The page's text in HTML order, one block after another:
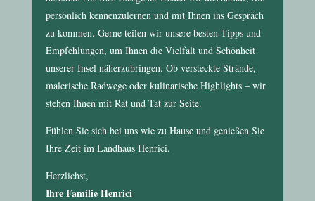
persönlich kennenzulernen und mit Ihnen ins Gespräch
zu kommen. Gerne teilen wir unsere besten Tipps und
Empfehlungen, um Ihnen die Vielfalt und Schönheit
unserer Insel näherzubringen. Ob versteckte Strände,
malerische Radwege oder kulinarische Highlights – wir
stehen Ihnen mit Rat und Tat zur Seite.
Fühlen Sie sich bei uns wie zu Hause und genießen Sie
Ihre Zeit im Landhaus Henrici.
Herzlichst,
Ihre Familie Henrici